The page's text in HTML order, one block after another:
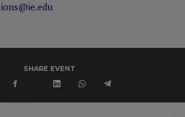
SHARE EVENT